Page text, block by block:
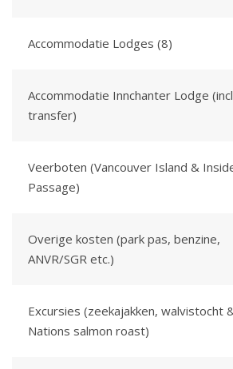
Accommodatie Lodges (8)
Accommodatie Innchanter Lodge
transfer)
Veerboten (Vancouver Island &
Passage)
Overige kosten (park pas, benzine,
ANVR/SGR etc.)
Excursies (zeekajakken, walvistocht
Nations salmon roast)